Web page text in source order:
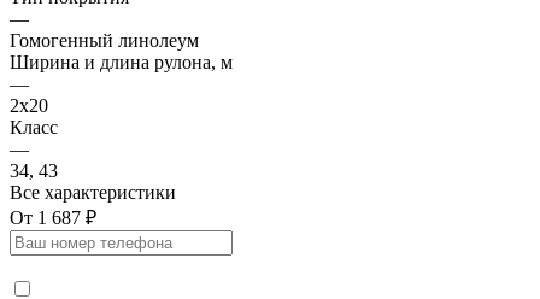
—
Гомогенный линолеум
Ширина и длина рулона, м
—
2х20
Класс
—
34, 43
Все характеристики
От 1 687 ₽